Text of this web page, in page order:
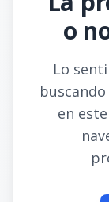
o
Lo
en